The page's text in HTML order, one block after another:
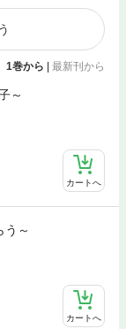
1巻から 最新刊から
～
カートへ
～
カートへ